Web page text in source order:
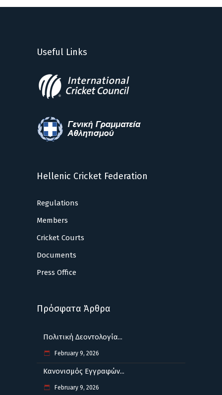
Useful Links
Hellenic Cricket Federation
Regulations
Members
Cricket Courts
Documents
Press Office
Πρόσφατα Άρθρα
Πολιτική Δεοντολογία...
February 9, 2026
Κανονισμός Εγγραφών...
February 9, 2026